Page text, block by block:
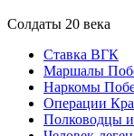
Солдаты 20 века
Ставка ВГК
Маршалы
Наркомы
Операции
Полководцы и